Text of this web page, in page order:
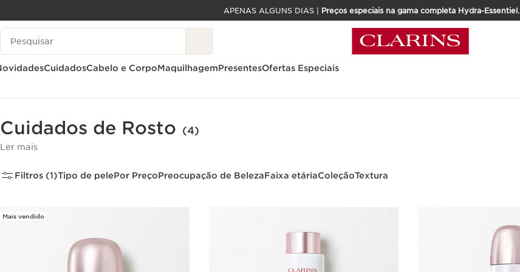
SALTAR PARA O CONTEÚDO
IR PARA O RODAPÉ
APENAS ALGUNS DIAS | Preços especiais na gama completa Hydra-Essentiel.
Pesquisar Legenda
CuidadosCabelo e CorpoMaquilhagemPresentesOfertas Especiais
Cuidados de Rosto (4)
Ler mais
Filtros (1)Tipo de pelePor PreçoPreocupação de BelezaFaixa etáriaColeçãoTextura
Mais vendido